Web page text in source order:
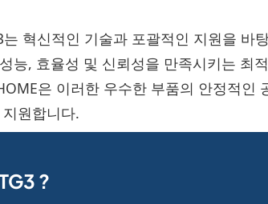
혁신적인 기술과 포괄적인 지원을 바
능, 효율성 및 신뢰성을 만족시키는 최
은 이러한 우수한 부품의 안정적인
원합니다.
?